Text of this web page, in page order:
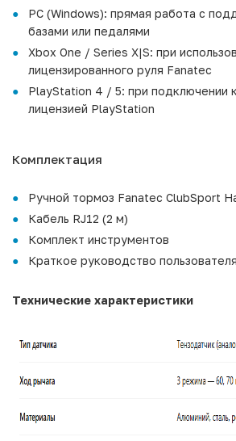
PC (Windows): прямая работа с
базами или педалями
Xbox One / Series X|S: при
лицензированного руля Fanatec
PlayStation 4 / 5: при подключении
лицензией PlayStation
Комплектация
Ручной тормоз Fanatec ClubSport
Кабель RJ12 (2 м)
Комплект инструментов
Краткое руководство пользователя
Технические характеристики